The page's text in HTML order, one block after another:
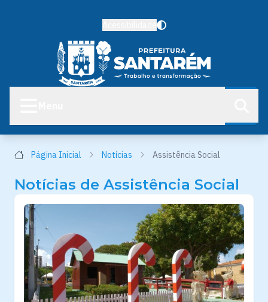
Página Inicial Notícias Assistência Social
Notícias de Assistência Social